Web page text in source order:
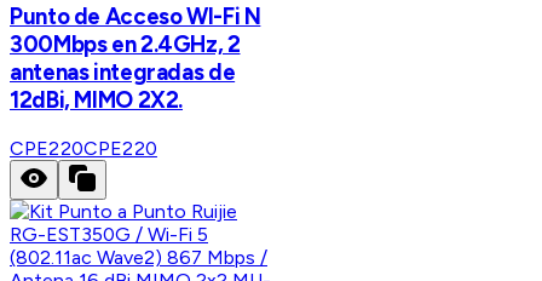
Punto de Acceso WI-Fi N
300Mbps en 2.4GHz, 2
antenas integradas de
12dBi, MIMO 2X2.
CPE220CPE220